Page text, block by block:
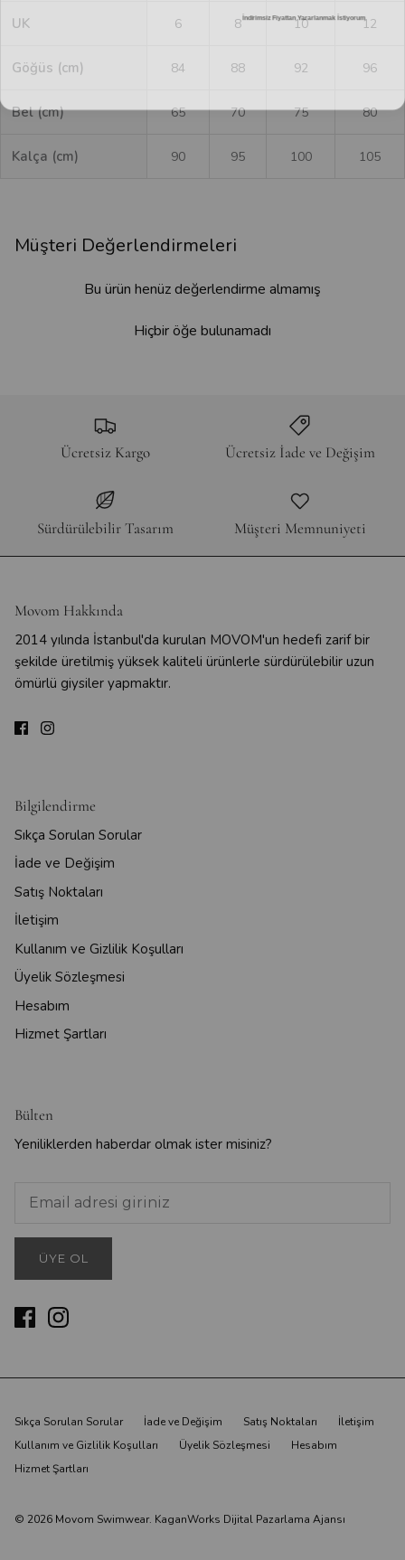
UK 6 8 10 12
Göğüs (cm) 84 88 92 96
Bel (cm) 65 70 75 80
Kalça (cm) 90 95 100 105
Müşteri Değerlendirmeleri
Bu ürün henüz değerlendirme almamış
Hiçbir öğe bulunamadı
Ücretsiz Kargo Ücretsiz İade ve Değişim
Sürdürülebilir Tasarım Müşteri Memnuniyeti
Movom Hakkında
2014 yılında İstanbul'da kurulan MOVOM'un hedefi zarif bir
şekilde üretilmiş yüksek kaliteli ürünlerle sürdürülebilir uzun
ömürlü giysiler yapmaktır.
Bilgilendirme
Sıkça Sorulan Sorular
İade ve Değişim
Satış Noktaları
İletişim
Kullanım ve Gizlilik Koşulları
Üyelik Sözleşmesi
Hesabım
Hizmet Şartları
Bülten
Yeniliklerden haberdar olmak ister misiniz?
ÜYE OL
Sıkça Sorulan Sorular İade ve Değişim Satış Noktaları
İletişim
Kullanım ve Gizlilik Koşulları
Üyelik Sözleşmesi
Hesabım
Hizmet Şartları
© 2026 Movom Swimwear. KaganWorks Dijital Pazarlama Ajansı